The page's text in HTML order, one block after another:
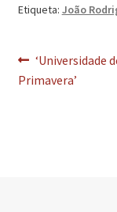
Etiqueta: João
de
Artigo
anterior:
‘Universidade
Primavera’